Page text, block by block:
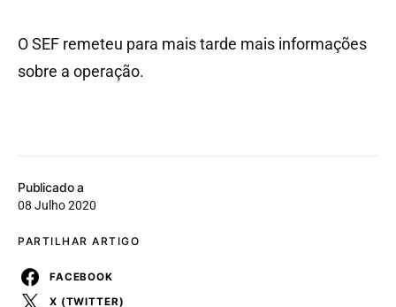
Publicado a
08 Julho 2020
PARTILHAR ARTIGO
FACEBOOK
X (TWITTER)
O SEF remeteu para mais tarde mais informações
sobre a operação.